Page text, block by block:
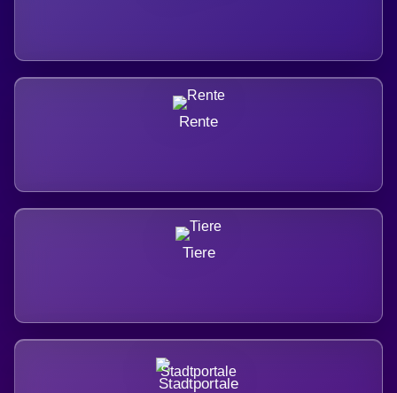
Rente
Tiere
Stadtportale